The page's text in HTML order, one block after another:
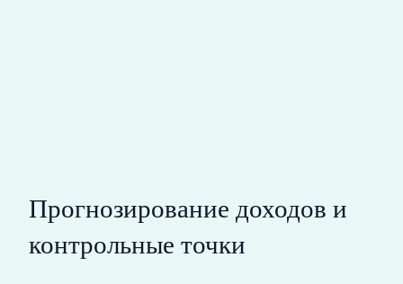
Прогнозирование доходов и
контрольные точки